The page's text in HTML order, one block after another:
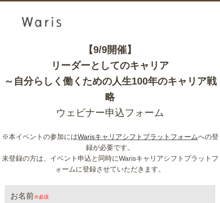
【9/9開催】
リーダーとしてのキャリア
～自分らしく働くための人生100年のキャリア戦
略
ウェビナー申込フォーム
※本イベントの参加にはWarisキャリアシフトプラットフォームへの登
録が必要です。
未登録の方は、イベント申込と同時にWarisキャリアシフトプラットフ
ォームに登録させていただきます。
お名前